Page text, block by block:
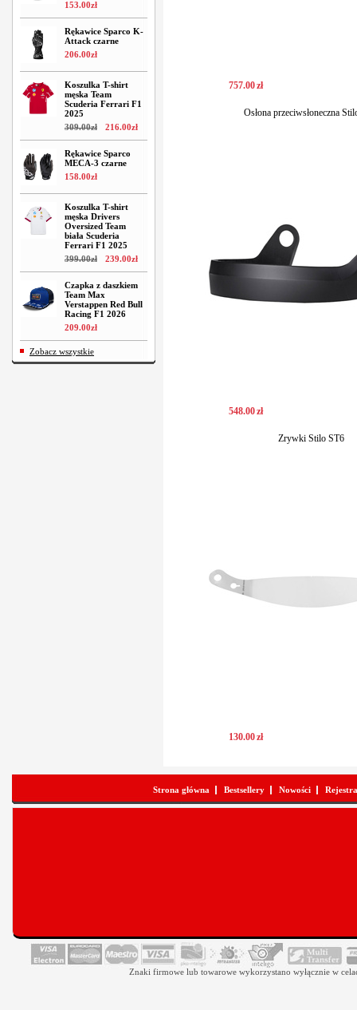
153.00zł
Rękawice Sparco K-
Attack czarne
206.00zł
Koszulka T-shirt
męska Team
Scuderia Ferrari F1
2025
309.00zł 216.00zł
Rękawice Sparco
MECA-3 czarne
158.00zł
Koszulka T-shirt
męska Drivers
Oversized Team
biała Scuderia
Ferrari F1 2025
399.00zł 239.00zł
Czapka z daszkiem
Team Max
Verstappen Red Bull
Racing F1 2026
209.00zł
Zobacz wszystkie
757.00zł
Osłona przeciwsłoneczna
548.00zł
Zrywki Stilo ST6
130.00zł
Strona główna Bestsellery Nowości
Znaki firmowe lub towarowe wykorzystano wyłącznie w